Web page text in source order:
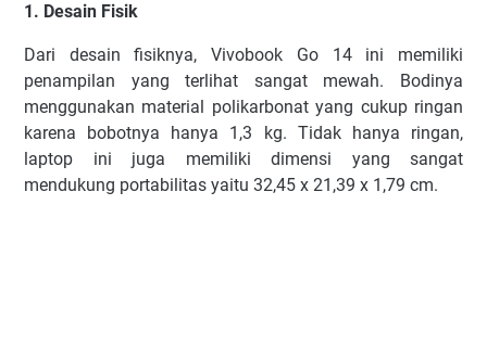
1. Desain Fisik
Dari desain fisiknya, Vivobook Go 14 ini memiliki
penampilan yang terlihat sangat mewah. Bodinya
menggunakan material polikarbonat yang cukup ringan
karena bobotnya hanya 1,3 kg. Tidak hanya ringan,
laptop ini juga memiliki dimensi yang sangat
mendukung portabilitas yaitu 32,45 x 21,39 x 1,79 cm.